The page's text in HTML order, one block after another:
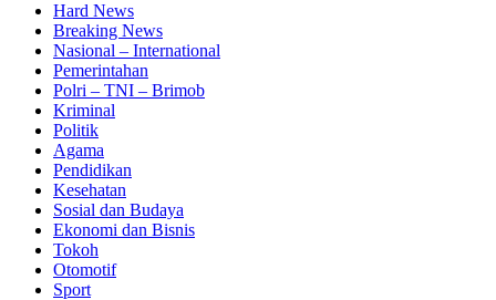
Hard News
Breaking News
Nasional – International
Pemerintahan
Polri – TNI – Brimob
Kriminal
Politik
Agama
Pendidikan
Kesehatan
Sosial dan Budaya
Ekonomi dan Bisnis
Tokoh
Otomotif
Sport